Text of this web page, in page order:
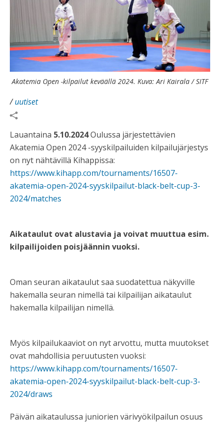
Akatemia Open -kilpailut keväällä 2024. Kuva: Ari Kairala / SITF
/uutiset
Lauantaina 5.10.2024Oulussa järjestettävien
Akatemia Open 2024 -syyskilpailuiden kilpailujärjestys
on nyt nähtävillä Kihappissa:
https://www.kihapp.com/tournaments/16507-
akatemia-open-2024-syyskilpailut-black-belt-cup-3-
2024/matches
Aikataulut ovat alustavia ja voivat muuttua esim.
kilpailijoiden poisjäännin vuoksi.
Oman seuran aikataulut saa suodatettua näkyville
hakemalla seuran nimellä tai kilpailijan aikataulut
hakemalla kilpailijan nimellä.
Myös kilpailukaaviot on nyt arvottu, mutta muutokset
ovat mahdollisia peruutusten vuoksi:
https://www.kihapp.com/tournaments/16507-
akatemia-open-2024-syyskilpailut-black-belt-cup-3-
2024/draws
Päivän aikataulussa juniorien värivyökilpailun osuus